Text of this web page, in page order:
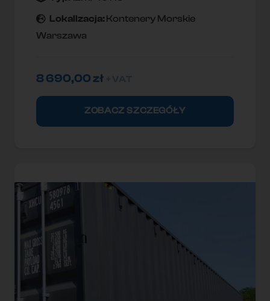
Lokallzacja: Kontenery Morskie
Warszawa
8 690,00zł
ZOBACZ SZCZEGÓŁY